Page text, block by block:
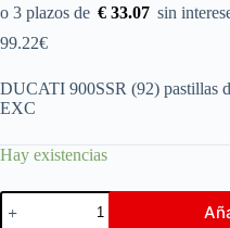
€ 33.07
99.22€
DUCATI 900SSR (92) pastillas
EXC
Hay existencias